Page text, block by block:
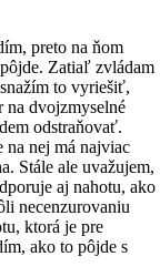
preto na ňom
Zatiaľ zvládam
to vyriešiť,
na dvojzmyselné
odstraňovať.
na nej má najviac
Stále ale uvažujem,
aj nahotu, ako
necenzurovaniu
ktorá je pre
ako to pôjde s